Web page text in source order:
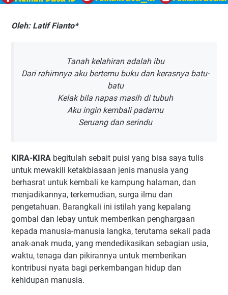
Oleh: Latif Fianto*
Tanah kelahiran adalah ibu
Dari rahimnya aku bertemu buku dan kerasnya batu-
batu
Kelak bila napas masih di tubuh
Aku ingin kembali padamu
Seruang dan serindu
KIRA-KIRA begitulah sebait puisi yang bisa saya tulis
untuk mewakili ketakbiasaan jenis manusia yang
berhasrat untuk kembali ke kampung halaman, dan
menjadikannya, terkemudian, surga ilmu dan
pengetahuan. Barangkali ini istilah yang kepalang
gombal dan lebay untuk memberikan penghargaan
kepada manusia-manusia langka, terutama sekali pada
anak-anak muda, yang mendedikasikan sebagian usia,
waktu, tenaga dan pikirannya untuk memberikan
kontribusi nyata bagi perkembangan hidup dan
kehidupan manusia.